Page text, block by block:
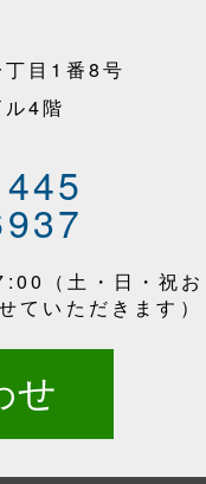
目1番8号
4階
（土・日・祝お
ていただきます）
せ